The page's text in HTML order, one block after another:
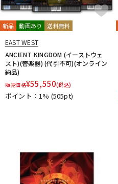
管楽器
配信/ライブ機器
新品 動画あり 送料無料
EAST WEST
ANCIENT KINGDOM (イーストウェ
スト)(管楽器) (代引不可)(オンライン
納品)
販売価格¥55,550(税込)
ポイント：1% (505pt)